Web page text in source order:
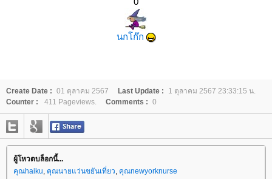
นกโก๊ก
Create Date : 01 ตุลาคม 2567 Last Update :
1 ตุลาคม 2567 23:33:15 น.
Counter :
411 Pageviews. Comments : 0
ผู้โหวตบล็อกนี้...
คุณhaiku, คุณนายแว่นขยันเที่ยว, คุณnewyorknurse